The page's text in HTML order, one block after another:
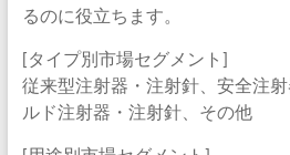
るのに役立ちます。
[タイプ別市場セグメント]
従来型注射器・注射針、安全注
ルド注射器・注射針、その他